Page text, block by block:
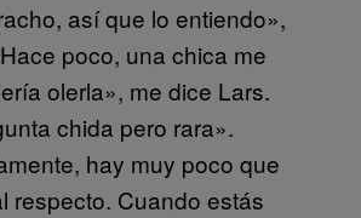
así que lo entiendo»,
poco, una chica me
olerla», me dice Lars.
chida pero rara».
hay muy poco que
respecto. Cuando estás